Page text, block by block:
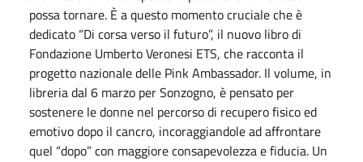
possa tornare. È a questo momento cruciale che è
dedicato “Di corsa verso il futuro”, il nuovo libro di
Fondazione Umberto Veronesi ETS, che racconta il
progetto nazionale delle Pink Ambassador. Il volume, in
libreria dal 6 marzo per Sonzogno, è pensato per
sostenere le donne nel percorso di recupero fisico ed
emotivo dopo il cancro, incoraggiandole ad affrontare
quel “dopo” con maggiore consapevolezza e fiducia. Un